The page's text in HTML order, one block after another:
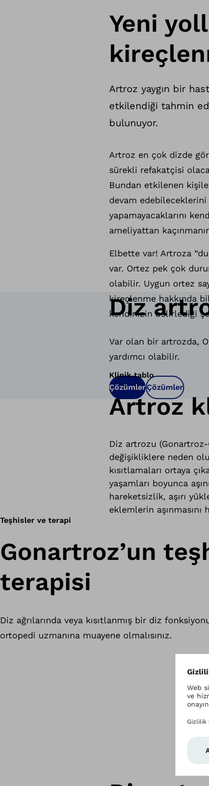
Yeni
Artroz yaygın bir
etkilendiği tahmin
bulunuyor.
Artroz en çok dizde
sürekli refakatçisi
Bundan etkilenen
devam
yapamayacaklarını
ameliyattan
Elbette var! Artroza
var. Ortez pek çok
olabilir. Uygun ortez
kireçlenme hakkında
kendinizin belirlediği
Diz
Var olan bir artrozda,
yardımcı olabilir.
ÇözümlerÇözümler
Klinik tablo
Artroz
Diz artrozu (Gonartroz-
değişikliklere neden
kısıtlamaları ortaya
yaşamları boyunca
hareketsizlik, aşırı
eklemlerin
Teşhisler ve terapi
Gonartroz’un
terapisi
Diz ağrılarında veya kısıtlanmış bir diz
ortopedi uzmanına muayene olmalısınız.